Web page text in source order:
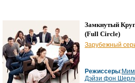
Замкнутый Круг
(Full Circle)
Зарубежный
Режиссеры:
Дэйзи фон